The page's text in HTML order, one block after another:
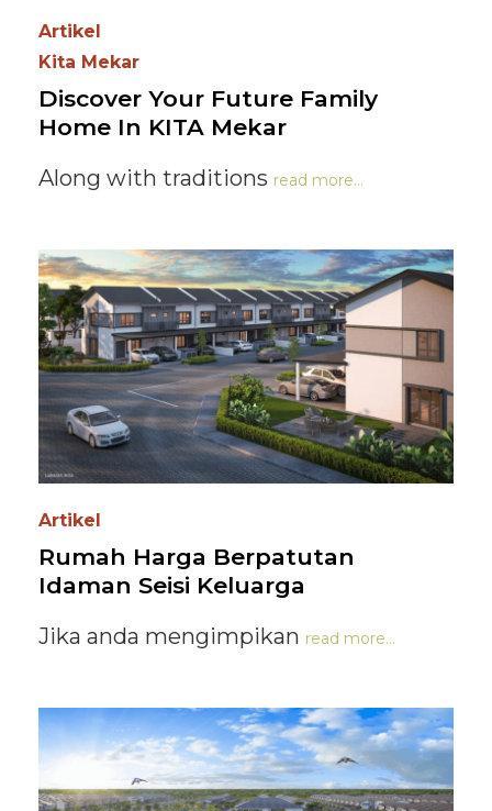
Artikel
Kita Mekar
Discover Your Future Family
Home In KITA Mekar
Along with traditions read more...
Artikel
Rumah Harga Berpatutan
Idaman Seisi Keluarga
Jika anda mengimpikan read more...